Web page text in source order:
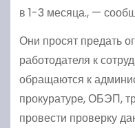
в 1-3 месяца., —
Они просят предать
работодателя к
обращаются к
прокуратуре, ОБЭП,
провести проверку